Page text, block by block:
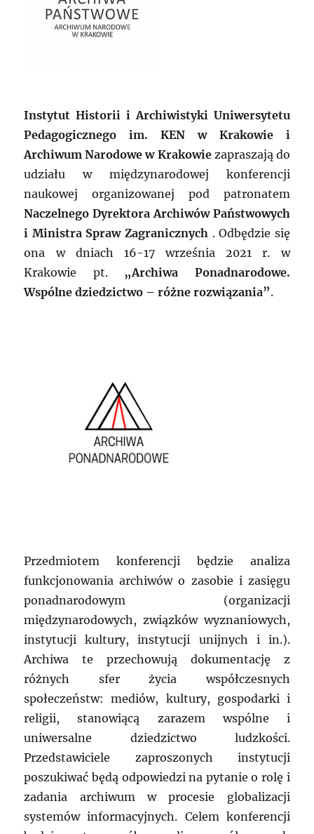
Instytut Historii i Archiwistyki Uniwersytetu
Pedagogicznego im. KEN w Krakowie i
Archiwum Narodowe w Krakowiezapraszają do
udziału w międzynarodowej konferencji
naukowej organizowanej pod patronatem
Naczelnego Dyrektora Archiwów Państwowych
i Ministra Spraw Zagranicznych . Odbędzie się
ona w dniach 16-17 września 2021 r. w
Krakowie pt. „Archiwa Ponadnarodowe.
Wspólne dziedzictwo – różne rozwiązania”.
Przedmiotem konferencji będzie analiza
funkcjonowania archiwów o zasobie i zasięgu
ponadnarodowym (organizacji
międzynarodowych, związków wyznaniowych,
instytucji kultury, instytucji unijnych i in.).
Archiwa te przechowują dokumentację z
różnych sfer życia współczesnych
społeczeństw: mediów, kultury, gospodarki i
religii, stanowiącą zarazem wspólne i
uniwersalne dziedzictwo ludzkości.
Przedstawiciele zaproszonych instytucji
poszukiwać będą odpowiedzi na pytanie o rolę i
zadania archiwum w procesie globalizacji
systemów informacyjnych. Celem konferencji